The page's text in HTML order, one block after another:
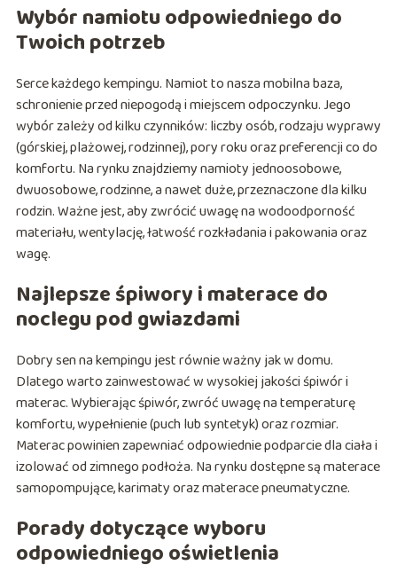
Wybór namiotu odpowiedniego do
Twoich potrzeb
Serce każdego kempingu. Namiot to nasza mobilna baza,
schronienie przed niepogodą i miejscem odpoczynku. Jego
wybór zależy od kilku czynników: liczby osób, rodzaju wyprawy
(górskiej, plażowej, rodzinnej), pory roku oraz preferencji co do
komfortu. Na rynku znajdziemy namioty jednoosobowe,
dwuosobowe, rodzinne, a nawet duże, przeznaczone dla kilku
rodzin. Ważne jest, aby zwrócić uwagę na wodoodporność
materiału, wentylację, łatwość rozkładania i pakowania oraz
wagę.
Najlepsze śpiwory i materace do
noclegu pod gwiazdami
Dobry sen na kempingu jest równie ważny jak w domu.
Dlatego warto zainwestować w wysokiej jakości śpiwór i
materac. Wybierając śpiwór, zwróć uwagę na temperaturę
komfortu, wypełnienie (puch lub syntetyk) oraz rozmiar.
Materac powinien zapewniać odpowiednie podparcie dla ciała i
izolować od zimnego podłoża. Na rynku dostępne są materace
samopompujące, karimaty oraz materace pneumatyczne.
Porady dotyczące wyboru
odpowiedniego oświetlenia